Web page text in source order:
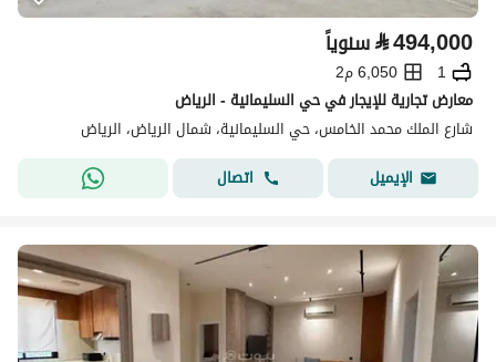
⃁494,000 سنوياً
1
6,050 م2
معارض تجارية للإيجار في حي السليمانية - الرياض
شارع الملك محمد الخامس، حي السليمانية، شمال الرياض، الرياض
الإيميل
اتصال